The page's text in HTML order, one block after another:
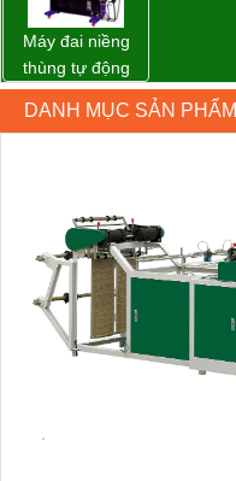
Máy đai niềng
thùng tự động
DBA-200 giá tốt
DANH MỤC SẢN PHẨM